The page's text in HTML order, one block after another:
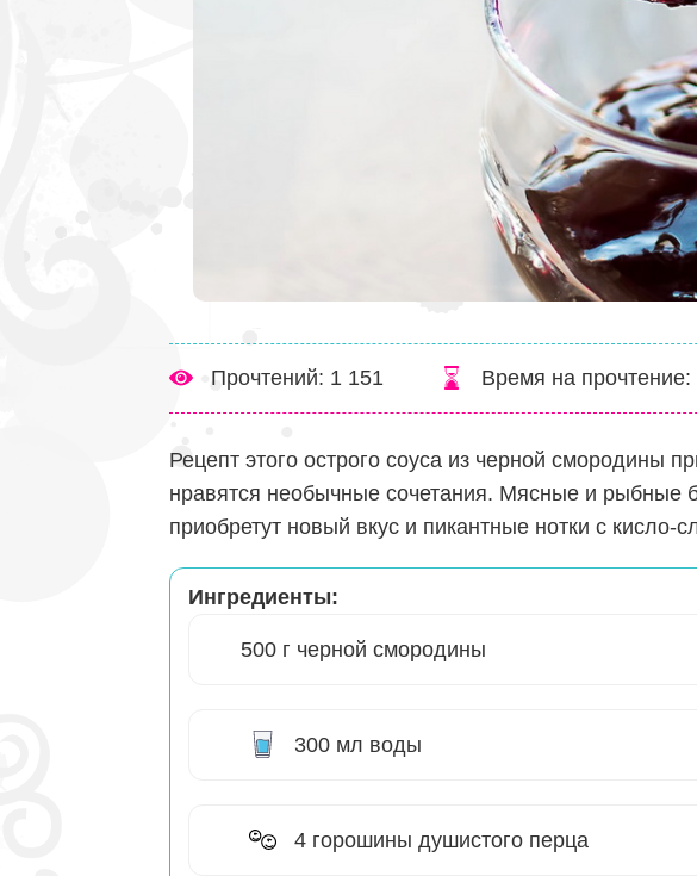
Прочтений: 1 151 Время на прочтение:
Рецепт этого острого соуса из черной смородины
нравятся необычные сочетания. Мясные и рыбные
приобретут новый вкус и пикантные нотки с кисло-
Ингредиенты:
500 г черной смородины
300 мл воды
4 горошины душистого перца